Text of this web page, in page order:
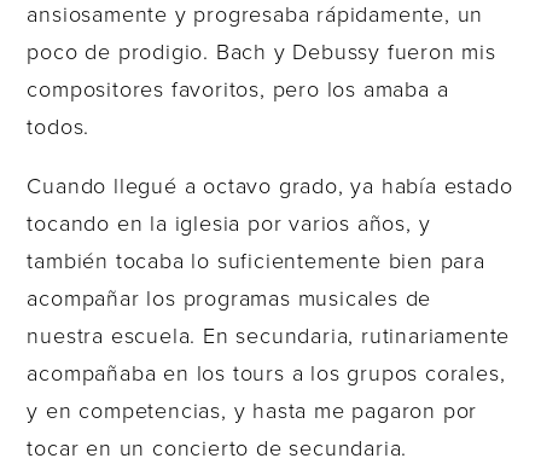
ansiosamente y progresaba rápidamente, un
poco de prodigio. Bach y Debussy fueron mis
compositores favoritos, pero los amaba a
todos.
Cuando llegué a octavo grado, ya había estado
tocando en la iglesia por varios años, y
también tocaba lo suficientemente bien para
acompañar los programas musicales de
nuestra escuela. En secundaria, rutinariamente
acompañaba en los tours a los grupos corales,
y en competencias, y hasta me pagaron por
tocar en un concierto de secundaria.